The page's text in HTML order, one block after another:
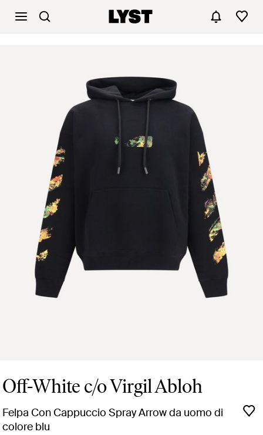
Off-White c/o Virgil Abloh
Felpa Con Cappuccio Spray Arrow da uomo di
colore blu